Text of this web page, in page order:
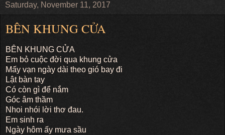
Saturday, November 11, 2017
BÊN KHUNG CỬA
BÊN KHUNG CỬA
Em bỏ cuộc đời qua khung cửa
Mấy vạn ngày dài theo gió bay đi
Lật bàn tay
Có còn gì để nắm
Góc âm thầm
Nhoi nhói lời thơ đau.
Em sinh ra
Ngày hôm ấy mưa sầu